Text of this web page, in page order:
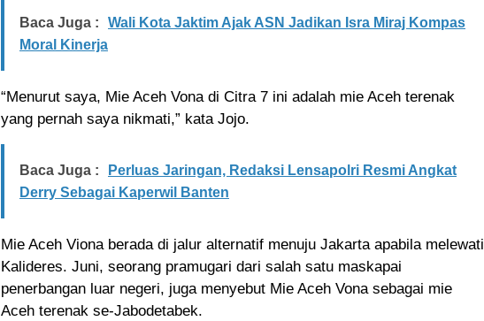
Baca Juga :
Wali Kota Jaktim Ajak ASN Jadikan Isra Miraj Kompas
Moral Kinerja
“Menurut saya, Mie Aceh Vona di Citra 7 ini adalah mie Aceh terenak
yang pernah saya nikmati,” kata Jojo.
Baca Juga :
Perluas Jaringan, Redaksi Lensapolri Resmi Angkat
Derry Sebagai Kaperwil Banten
Mie Aceh Viona berada di jalur alternatif menuju Jakarta apabila melewati
Kalideres. Juni, seorang pramugari dari salah satu maskapai
penerbangan luar negeri, juga menyebut Mie Aceh Vona sebagai mie
Aceh terenak se-Jabodetabek.